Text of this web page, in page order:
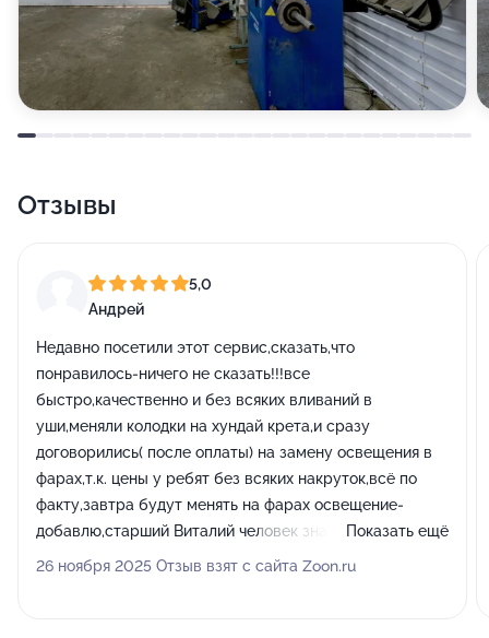
Отзывы
5,0
Андрей
Недавно посетили этот сервис,сказать,что
понравилось-ничего не сказать!!!все
быстро,качественно и без всяких вливаний в
уши,меняли колодки на хундай крета,и сразу
договорились( после оплаты) на замену освещения в
фарах,т.к. цены у ребят без всяких накруток,всё по
факту,завтра будут менять на фарах освещение-
добавлю,старший Виталий человек знающий своё
дело все обьяснил,что лучше по нашим
Показать ещё
26 ноября 2025 Отзыв взят с сайта Zoon.ru